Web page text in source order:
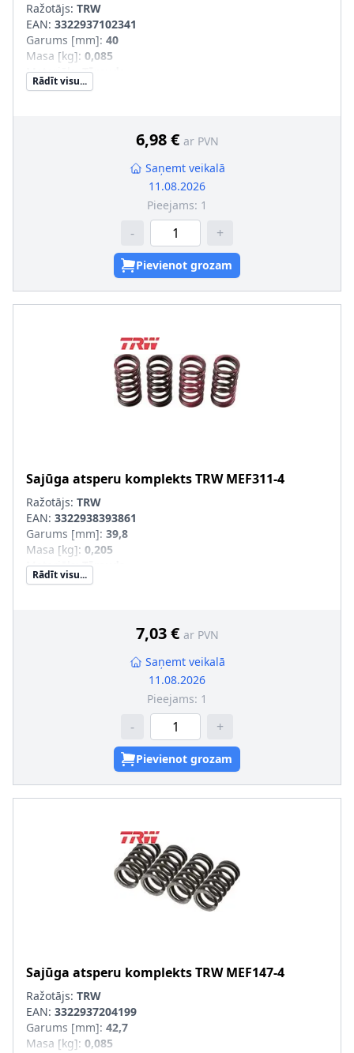
Ražotājs: TRW
EAN: 3322937102341
Garums [mm]: 40
Masa [kg]: 0,085
Materiāls:Tērauds
Iekšējais diametrs [mm]
Informācija nav pieejama, lūdzu, griezieties pie
Rādīt visu...
6,98 € ar PVN
Saņemt veikalā
11.08.2026
Pieejams: 1
- +
Pievienot grozam
Sajūga atsperu komplektsTRW MEF311-4
Ražotājs: TRW
EAN: 3322938393861
Garums [mm]: 39,8
Masa [kg]: 0,205
Materiāls:Tērauds
Iekšējais diametrs [mm]
Informācija nav pieejama, lūdzu, griezieties pie
Rādīt visu...
7,03 € ar PVN
Saņemt veikalā
11.08.2026
Pieejams: 1
- +
Pievienot grozam
Sajūga atsperu komplektsTRW MEF147-4
Ražotājs: TRW
EAN: 3322937204199
Garums [mm]: 42,7
Masa [kg]: 0,085